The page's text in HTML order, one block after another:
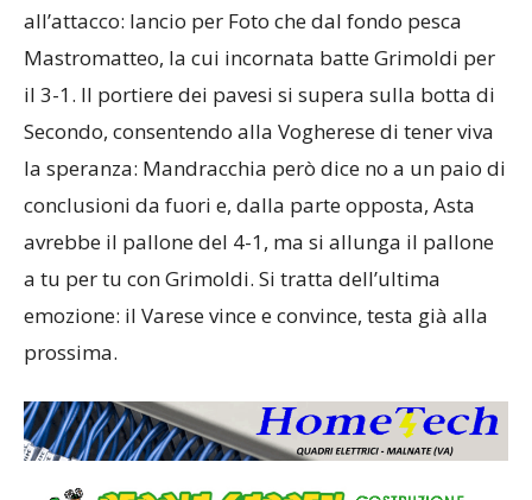
all’attacco: lancio per Foto che dal fondo pesca
Mastromatteo, la cui incornata batte Grimoldi per
il 3-1. Il portiere dei pavesi si supera sulla botta di
Secondo, consentendo alla Vogherese di tener viva
la speranza: Mandracchia però dice no a un paio di
conclusioni da fuori e, dalla parte opposta, Asta
avrebbe il pallone del 4-1, ma si allunga il pallone
a tu per tu con Grimoldi. Si tratta dell’ultima
emozione: il Varese vince e convince, testa già alla
prossima.